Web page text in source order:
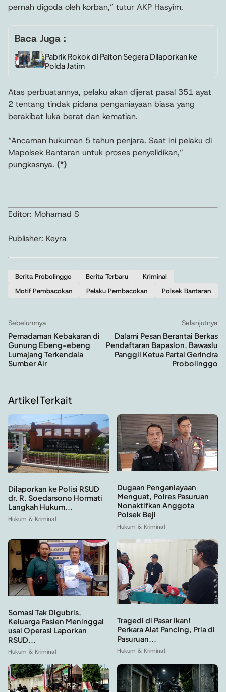
pernah digoda oleh korban,” tutur AKP Hasyim.
Baca Juga :
Pabrik Rokok di Paiton Segera Dilaporkan ke
Polda Jatim
Atas perbuatannya, pelaku akan dijerat pasal 351 ayat
2 tentang tindak pidana penganiayaan biasa yang
berakibat luka berat dan kematian.
“Ancaman hukuman 5 tahun penjara. Saat ini pelaku di
Mapolsek Bantaran untuk proses penyelidikan,”
pungkasnya. (*)
Editor: Mohamad S
Publisher: Keyra
Berita Probolinggo Berita Terbaru
Kriminal
Motif Pembacokan
Pelaku Pembacokan Polsek Bantaran
Sebelumnya
Pemadaman Kebakaran di
Gunung Ebeng-ebeng
Lumajang Terkendala
Sumber Air
Selanjutnya
Dalami Pesan Berantai Berkas
Pendaftaran Bapaslon, Bawaslu
Panggil Ketua Partai Gerindra
Probolinggo
Artikel Terkait
Dilaporkan ke Polisi RSUD
dr. R. Soedarsono Hormati
Langkah Hukum...
Hukum & Kriminal
Dugaan Penganiayaan
Menguat, Polres Pasuruan
Nonaktifkan Anggota
Polsek Beji
Hukum & Kriminal
Somasi Tak Digubris,
Keluarga Pasien Meninggal
usai Operasi Laporkan
RSUD...
Hukum & Kriminal
Tragedi di Pasar Ikan!
Perkara Alat Pancing, Pria di
Pasuruan...
Hukum & Kriminal